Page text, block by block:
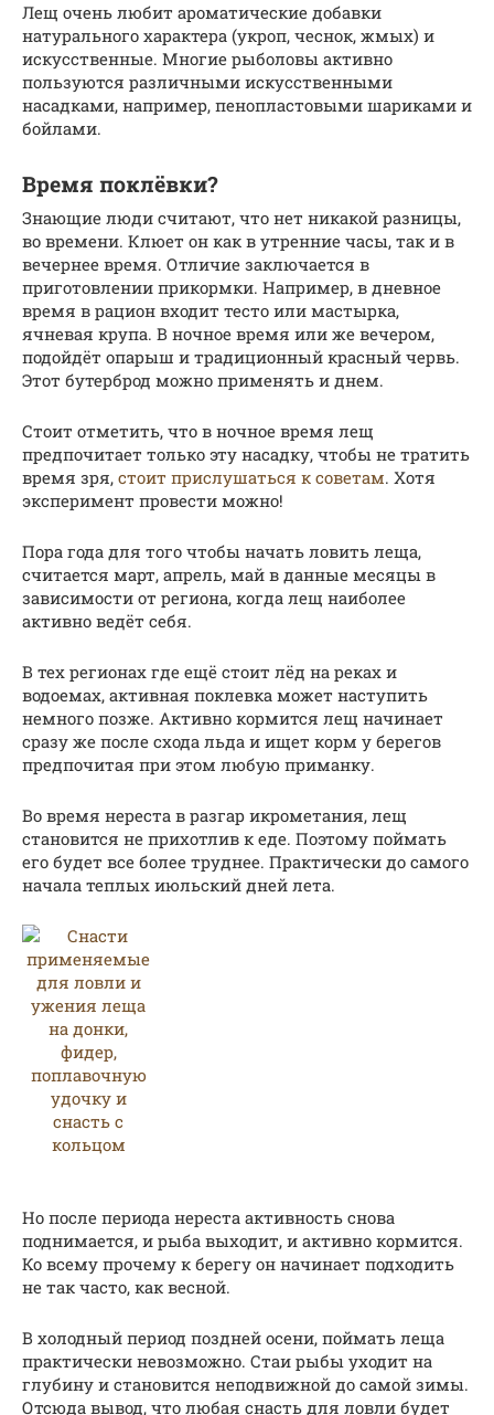
Лещ очень любит ароматические добавки
натурального характера (укроп, чеснок, жмых) и
искусственные. Многие рыболовы активно
пользуются различными искусственными
насадками, например, пенопластовыми шариками и
бойлами.
Время поклёвки?
Знающие люди считают, что нет никакой разницы,
во времени. Клюет он как в утренние часы, так и в
вечернее время. Отличие заключается в
приготовлении прикормки. Например, в дневное
время в рацион входит тесто или мастырка,
ячневая крупа. В ночное время или же вечером,
подойдёт опарыш и традиционный красный червь.
Этот бутерброд можно применять и днем.
Стоит отметить, что в ночное время лещ
предпочитает только эту насадку, чтобы не тратить
время зря, стоит прислушаться к советам. Хотя
эксперимент провести можно!
Пора года для того чтобы начать ловить леща,
считается март, апрель, май в данные месяцы в
зависимости от региона, когда лещ наиболее
активно ведёт себя.
В тех регионах где ещё стоит лёд на реках и
водоемах, активная поклевка может наступить
немного позже. Активно кормится лещ начинает
сразу же после схода льда и ищет корм у берегов
предпочитая при этом любую приманку.
Во время нереста в разгар икрометания, лещ
становится не прихотлив к еде. Поэтому поймать
его будет все более труднее. Практически до самого
начала теплых июльский дней лета.
Но после периода нереста активность снова
поднимается, и рыба выходит, и активно кормится.
Ко всему прочему к берегу он начинает подходить
не так часто, как весной.
В холодный период поздней осени, поймать леща
практически невозможно. Стаи рыбы уходит на
глубину и становится неподвижной до самой зимы.
Отсюда вывод, что любая снасть для ловли будет